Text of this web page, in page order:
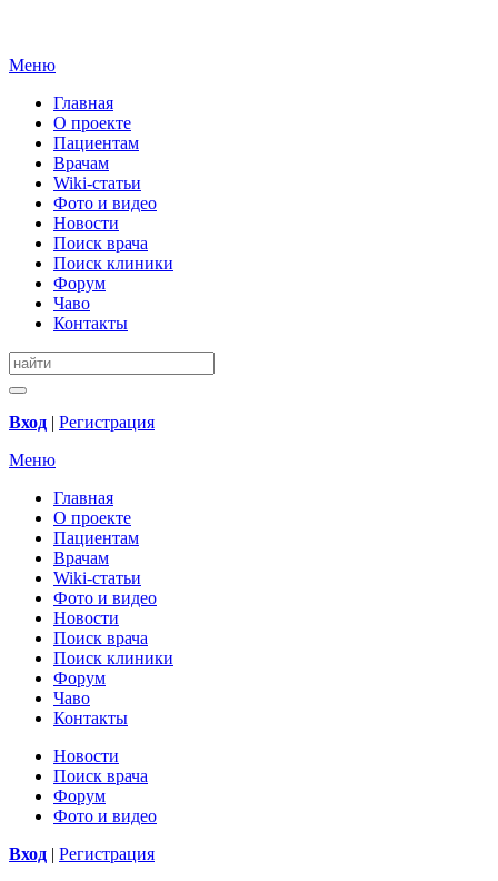
Меню
Главная
О проекте
Пациентам
Врачам
Wiki-статьи
Фото и видео
Новости
Поиск врача
Поиск клиники
Форум
Чаво
Контакты
Вход | Регистрация
Меню
Главная
О проекте
Пациентам
Врачам
Wiki-статьи
Фото и видео
Новости
Поиск врача
Поиск клиники
Форум
Чаво
Контакты
Новости
Поиск врача
Форум
Фото и видео
Вход | Регистрация